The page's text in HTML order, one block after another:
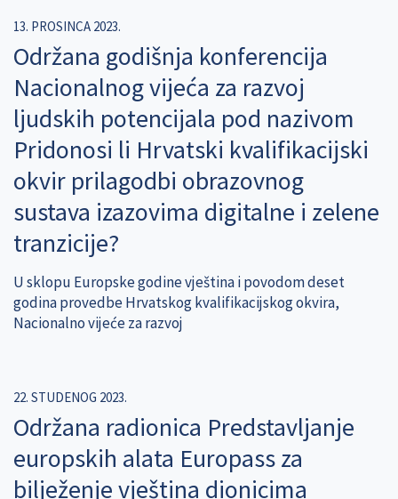
13. PROSINCA 2023.
Održana godišnja konferencija
Nacionalnog vijeća za razvoj
ljudskih potencijala pod nazivom
Pridonosi li Hrvatski kvalifikacijski
okvir prilagodbi obrazovnog
sustava izazovima digitalne i zelene
tranzicije?
U sklopu Europske godine vještina i povodom deset
godina provedbe Hrvatskog kvalifikacijskog okvira,
Nacionalno vijeće za razvoj
22. STUDENOG 2023.
Održana radionica Predstavljanje
europskih alata Europass za
bilježenje vještina dionicima